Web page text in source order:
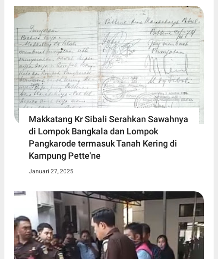
Makkatang Kr Sibali Serahkan Sawahnya
di Lompok Bangkala dan Lompok
Pangkarode termasuk Tanah Kering di
Kampung Pette'ne
Januari 27, 2025